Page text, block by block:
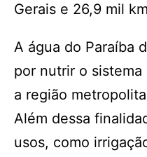
Gerais e 26,9 mil
A água do Paraíba
por nutrir o
a região
Além dessa
usos, como